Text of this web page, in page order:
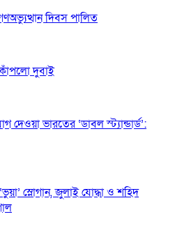
দিবস পালিত
দুবাই
দেওয়া ভারতের ‘ডাবল স্ট্যান্ডার্ড’:
স্লোগান, জুলাই যোদ্ধা ও শহিদ